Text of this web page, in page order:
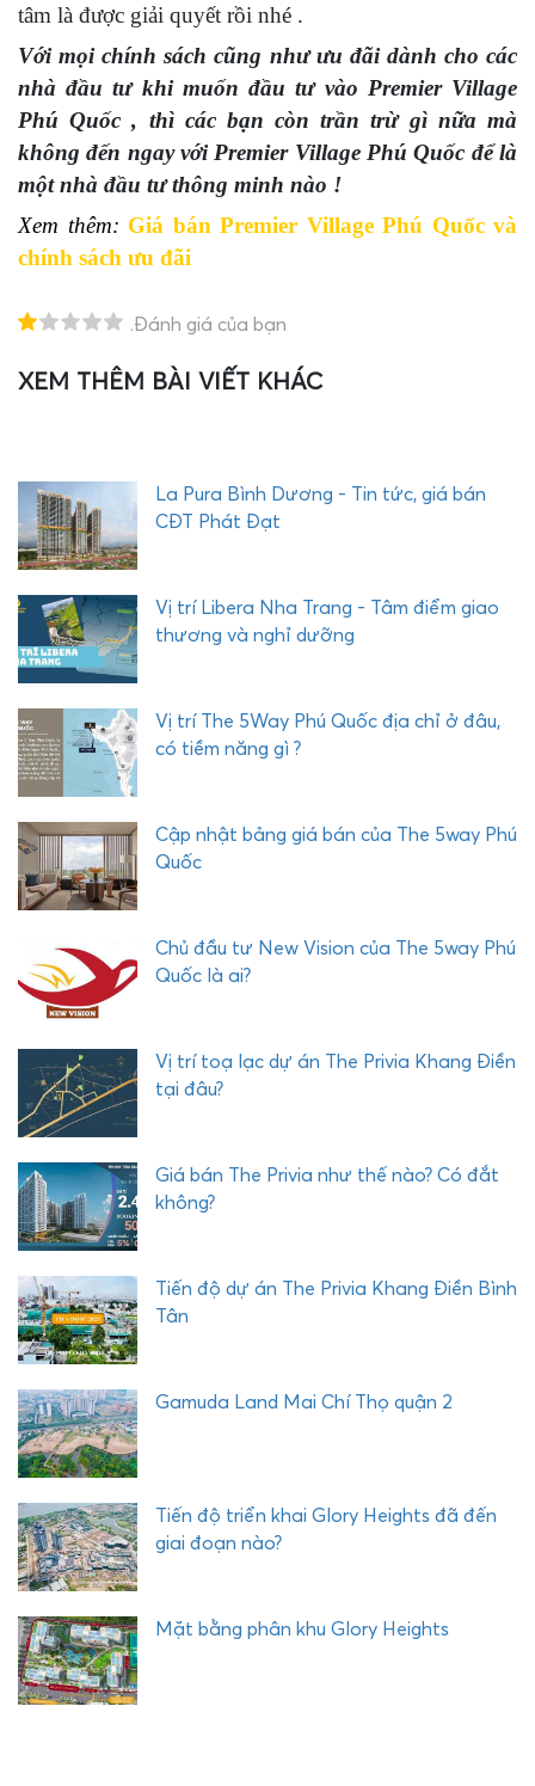
tâm là được giải quyết rồi nhé .
Với mọi chính sách cũng như ưu đãi dành cho các
nhà đầu tư khi muốn đầu tư vào Premier Village
Phú Quốc , thì các bạn còn trần trừ gì nữa mà
không đến ngay với Premier Village Phú Quốc để là
một nhà đầu tư thông minh nào !
Xem thêm: Giá bán Premier Village Phú Quốc và
chính sách ưu đãi
.Đánh giá của bạn
XEM THÊM BÀI VIẾT KHÁC
La Pura Bình Dương - Tin tức, giá bán
CĐT Phát Đạt
Vị trí Libera Nha Trang - Tâm điểm giao
thương và nghỉ dưỡng
Vị trí The 5Way Phú Quốc địa chỉ ở đâu,
có tiềm năng gì ?
Cập nhật bảng giá bán của The 5way Phú
Quốc
Chủ đầu tư New Vision của The 5way Phú
Quốc là ai?
Vị trí toạ lạc dự án The Privia Khang Điền
tại đâu?
Giá bán The Privia như thế nào? Có đắt
không?
Tiến độ dự án The Privia Khang Điền Bình
Tân
Gamuda Land Mai Chí Thọ quận 2
Tiến độ triển khai Glory Heights đã đến
giai đoạn nào?
Mặt bằng phân khu Glory Heights